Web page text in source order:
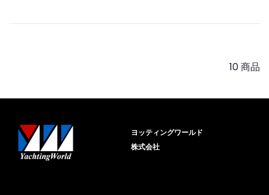
10 商品
ヨッティングワールド
株式会社